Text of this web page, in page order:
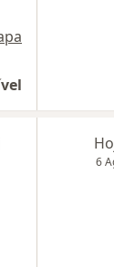
6